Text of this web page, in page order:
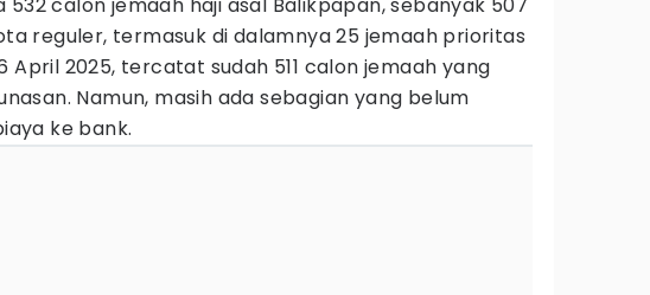
reguler, termasuk di dalamnya 25 jemaah prioritas
April 2025, tercatat sudah 511 calon jemaah yang
Namun, masih ada sebagian yang belum
ke bank.